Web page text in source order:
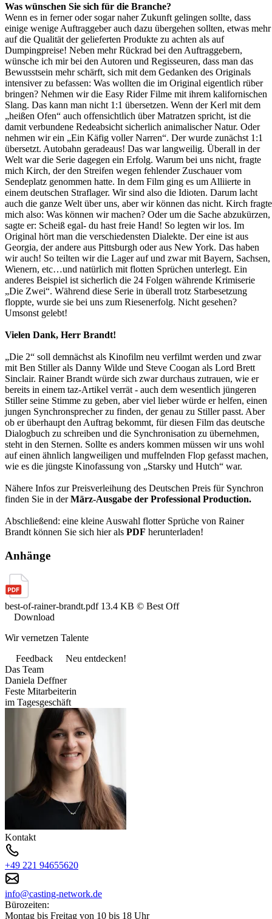
Was wünschen Sie sich für die Branche?
Wenn es in ferner oder sogar naher Zukunft gelingen sollte, dass
einige wenige Auftraggeber auch dazu übergehen sollten, etwas mehr
auf die Qualität der gelieferten Produkte zu achten als auf
Dumpingpreise! Neben mehr Rückrad bei den Auftraggebern,
wünsche ich mir bei den Autoren und Regisseuren, dass man das
Bewusstsein mehr schärft, sich mit dem Gedanken des Originals
intensiver zu befassen: Was wollten die im Original eigentlich rüber
bringen? Nehmen wir die Easy Rider Filme mit ihrem kalifornischen
Slang. Das kann man nicht 1:1 übersetzen. Wenn der Kerl mit dem
„heißen Ofen“ auch offensichtlich über Matratzen spricht, ist die
damit verbundene Redeabsicht sicherlich animalischer Natur. Oder
nehmen wir ein „Ein Käfig voller Narren“. Der wurde zunächst 1:1
übersetzt. Autobahn geradeaus! Das war langweilig. Überall in der
Welt war die Serie dagegen ein Erfolg. Warum bei uns nicht, fragte
mich Kirch, der den Streifen wegen fehlender Zuschauer vom
Sendeplatz genommen hatte. In dem Film ging es um Alliierte in
einem deutschen Straflager. Wir sind also die Idioten. Darum lacht
auch die ganze Welt über uns, aber wir können das nicht. Kirch fragte
mich also: Was können wir machen? Oder um die Sache abzukürzen,
sagte er: Scheiß egal- du hast freie Hand! So legten wir los. Im
Original hört man die verschiedensten Dialekte. Der eine ist aus
Georgia, der andere aus Pittsburgh oder aus New York. Das haben
wir auch! So teilten wir die Lager auf und zwar mit Bayern, Sachsen,
Wienern, etc…und natürlich mit flotten Sprüchen unterlegt. Ein
anderes Beispiel ist sicherlich die 24 Folgen währende Krimiserie
„Die Zwei“. Während diese Serie in überall trotz Starbesetzung
floppte, wurde sie bei uns zum Riesenerfolg. Nicht gesehen?
Umsonst gelebt!
Vielen Dank, Herr Brandt!
„Die 2“ soll demnächst als Kinofilm neu verfilmt werden und zwar
mit Ben Stiller als Danny Wilde und Steve Coogan als Lord Brett
Sinclair. Rainer Brandt würde sich zwar durchaus zutrauen, wie er
bereits in einem taz-Artikel verrät - auch dem wesentlich jüngeren
Stiller seine Stimme zu geben, aber viel lieber würde er helfen, einen
jungen Synchronsprecher zu finden, der genau zu Stiller passt. Aber
ob er überhaupt den Auftrag bekommt, für diesen Film das deutsche
Dialogbuch zu schreiben und die Synchronisation zu übernehmen,
steht in den Sternen. Sollte es anders kommen müssen wir uns wohl
auf einen ähnlich langweiligen und muffelnden Flop gefasst machen,
wie es die jüngste Kinofassung von „Starsky und Hutch“ war.
Nähere Infos zur Preisverleihung des Deutschen Preis für Synchron
finden Sie in derMärz-Ausgabe der Professional Production.
Abschließend: eine kleine Auswahl flotter Sprüche von Rainer
Brandt können Sie sich hier als PDF herunterladen!
Anhänge
best-of-rainer-brandt.pdf 13.4 KB © Best Off
Download
Wir vernetzen Talente
Feedback
Neu entdecken!
Das Team
Daniela Deffner
Feste Mitarbeiterin
im Tagesgeschäft
Kontakt
+49 221 94655620
info@casting-network.de
Bürozeiten:
Montag bis Freitag von 10 bis 18 Uhr